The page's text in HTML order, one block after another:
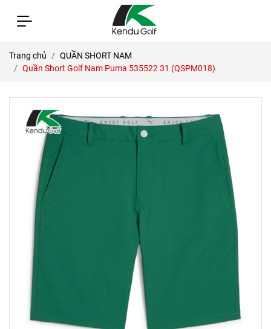
Trang chủ
QUẦN SHORT NAM
Quần Short Golf Nam Puma 535522 31 (QSPM018)